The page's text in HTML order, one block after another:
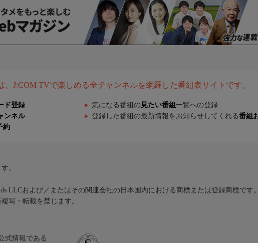
、J:COM TVで楽しめる全チャンネルを網羅した番組表サイトです。
ド登録 気になる番組の 見たい番組 一覧への登録
ンネル 登録した番組の最新情報をお知らせしてくれる番組
約
。
LLCおよび／またはその関連会社の日本国内における商標または登録商標です。
写・転載を禁じます。
式情報である